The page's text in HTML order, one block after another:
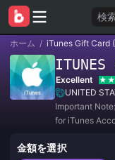
検
ホーム / iTunes Gift Card
Excellent
UNITED
Important
for iTunes
金額を選択